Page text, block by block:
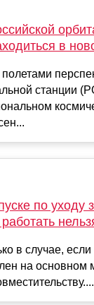
в
станции
по уходу
в случае, если
на основном